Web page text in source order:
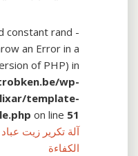
constant rand -
an Error in a
of PHP) in
wp-
template-
on line 51
آلة تكرير زيت
الكفاءة